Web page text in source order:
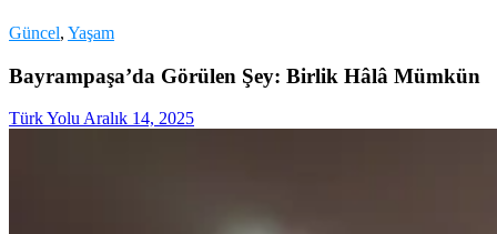
Güncel, Yaşam
Bayrampaşa’da Görülen Şey: Birlik Hâlâ Mümkün
Türk YoluAralık 14, 2025